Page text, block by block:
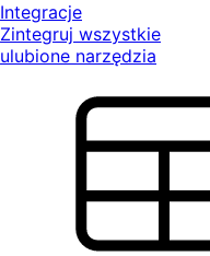
Integracje
Zintegruj wszystkie
ulubione narzędzia